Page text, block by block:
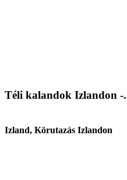
Téli kalandok Izlandon -
Izland, Körutazás Izlandon